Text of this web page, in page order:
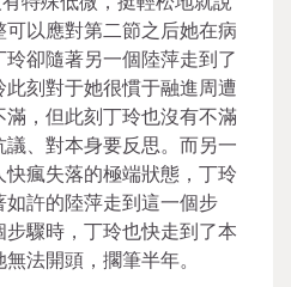
以應對第二節之后她在病
卻隨著另一個陸萍走到了
刻對于她很慣于融進周遭
，但此刻丁玲也沒有不滿
、對本身要反思。而另一
瘋失落的極端狀態，丁玲
許的陸萍走到這一個步
驟時，丁玲也快走到了本
法開頭，擱筆半年。